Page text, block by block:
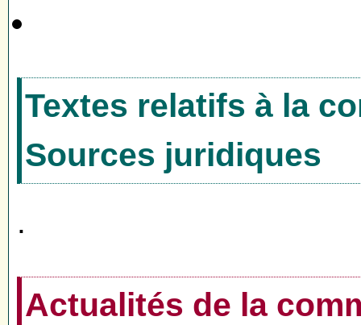
Textes relatifs à la
Sources juridiques
.
Actualités de la